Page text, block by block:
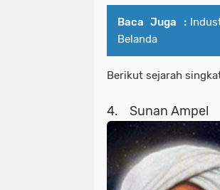
Baca Juga :
Belanda
Berikut sejarah
4. Sunan Ampel